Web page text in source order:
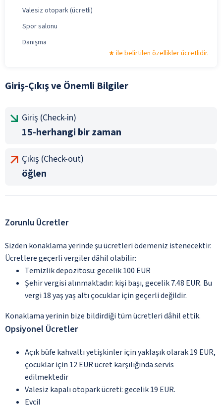
Valesiz otopark (ücretli)
Spor salonu
Danışma
ile belirtilen özellikler ücretlidir.
Giriş-Çıkış ve Önemli Bilgiler
Giriş (Check-in)
15-herhangi bir zaman
Çıkış (Check-out)
öğlen
Zorunlu Ücretler
Sizden konaklama yerinde şu ücretleri ödemeniz istenecektir.
Ücretlere geçerli vergiler dâhil olabilir:
Temizlik depozitosu: gecelik 100 EUR
Şehir vergisi alınmaktadır: kişi başı, gecelik 7.48 EUR. Bu
vergi 18 yaş yaş altı çocuklar için geçerli değildir.
Konaklama yerinin bize bildirdiği tüm ücretleri dâhil ettik.
Opsiyonel Ücretler
Açık büfe kahvaltı yetişkinler için yaklaşık olarak 19 EUR,
çocuklar için 12 EUR ücret karşılığında servis
edilmektedir
Valesiz kapalı otopark ücreti: gecelik 19 EUR.
Evcil